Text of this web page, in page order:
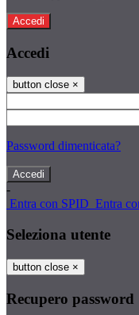
Accedi
Accedi
button close ×
Password dimenticata?
-
Entra con SPID Entra
Seleziona utente
button close ×
Recupero password